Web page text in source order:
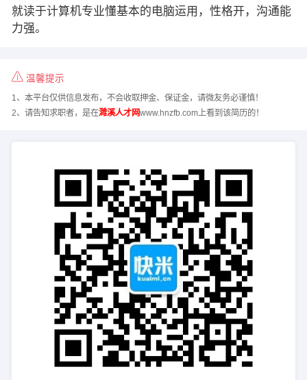
就读于计算机专业懂基本的电脑运用，性格开，沟通能
力强。
温馨提示
1、本平台仅供信息发布，不会收取押金、保证金，请微友务必谨慎！
2、请告知求职者，是在濉溪人才网www.hnzfb.com上看到该简历的！